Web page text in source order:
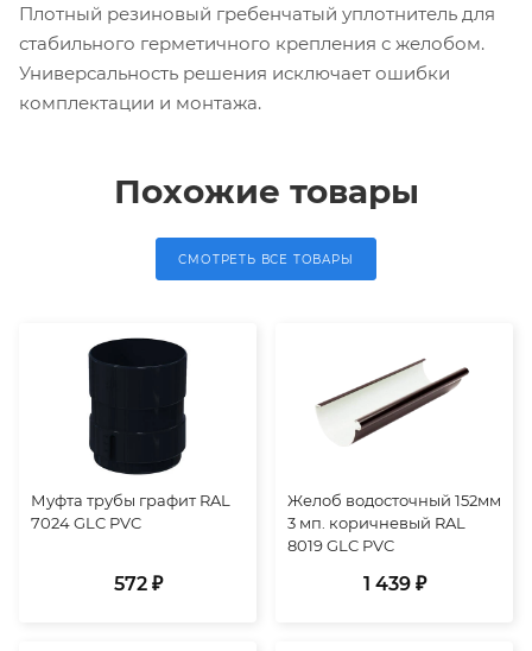
Плотный резиновый гребенчатый уплотнитель для
стабильного герметичного крепления с желобом.
Универсальность решения исключает ошибки
комплектации и монтажа.
Похожие товары
СМОТРЕТЬ ВСЕ ТОВАРЫ
Муфта трубы графит RAL
7024 GLC PVC
572 ₽
Желоб водосточный 152мм
3 мп. коричневый RAL
8019 GLC PVC
1 439 ₽